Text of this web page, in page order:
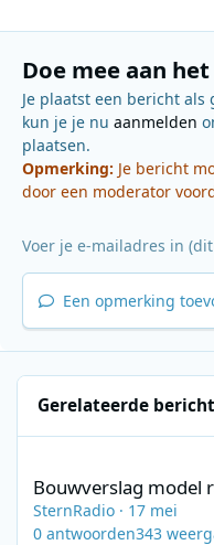
Doe mee aan
Je plaatst een bericht
kun je je nu aanmelden
plaatsen.
Opmerking: Je bericht
door een moderator
Een opmerking
Gerelateerde
Bouwverslag model
SternRadio · 17 mei
0 antwoorden343